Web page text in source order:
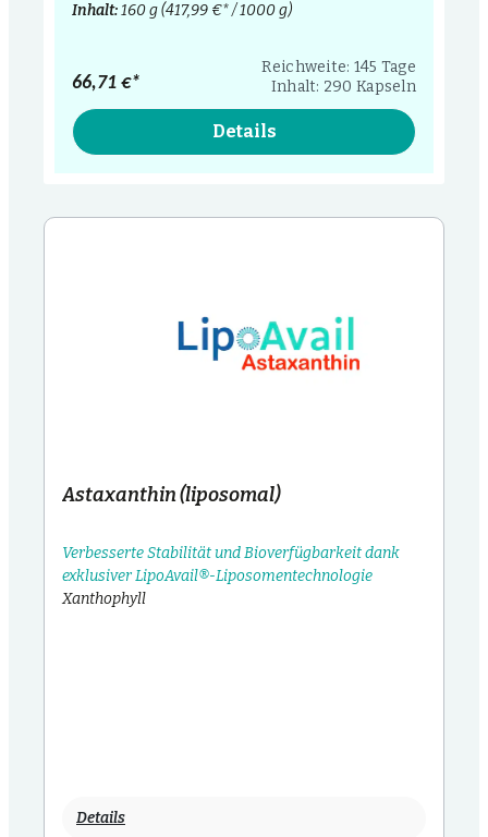
Inhalt:160 g(417,99 €* / 1000 g)
Reichweite: 145 Tage
Inhalt: 290 Kapseln
66,71 €*
Details
Astaxanthin (liposomal)
Verbesserte Stabilität und Bioverfügbarkeit dank
exklusiver LipoAvail®-Liposomentechnologie
Xanthophyll
Details